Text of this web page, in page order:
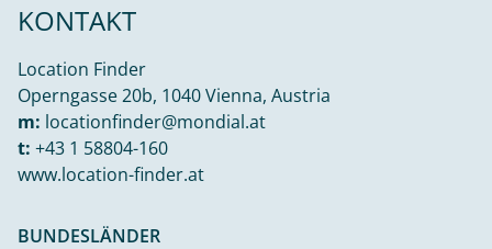
KONTAKT
Location Finder
Operngasse 20b, 1040 Vienna, Austria
m: locationfinder@mondial.at
t: +43 1 58804-160
www.location-finder.at
BUNDESLÄNDER